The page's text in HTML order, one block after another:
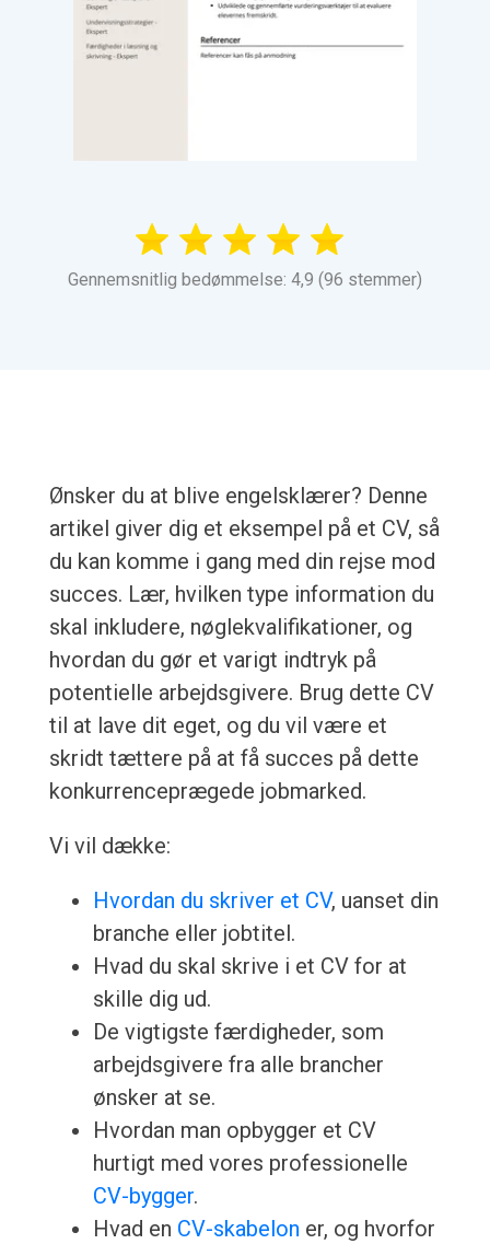
Gennemsnitlig bedømmelse: 4,9 (96 stemmer)
Ønsker du at blive engelsklærer? Denne
artikel giver dig et eksempel på et CV, så
du kan komme i gang med din rejse mod
succes. Lær, hvilken type information du
skal inkludere, nøglekvalifikationer, og
hvordan du gør et varigt indtryk på
potentielle arbejdsgivere. Brug dette CV
til at lave dit eget, og du vil være et
skridt tættere på at få succes på dette
konkurrenceprægede jobmarked.
Vi vil dække:
Hvordan du skriver et CV, uanset din
branche eller jobtitel.
Hvad du skal skrive i et CV for at
skille dig ud.
De vigtigste færdigheder, som
arbejdsgivere fra alle brancher
ønsker at se.
Hvordan man opbygger et CV
hurtigt med vores professionelle
CV-bygger.
Hvad en CV-skabelon er, og hvorfor